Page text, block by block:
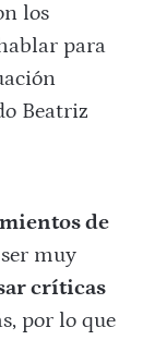
los
para
Beatriz
de
muy
críticas
por lo que